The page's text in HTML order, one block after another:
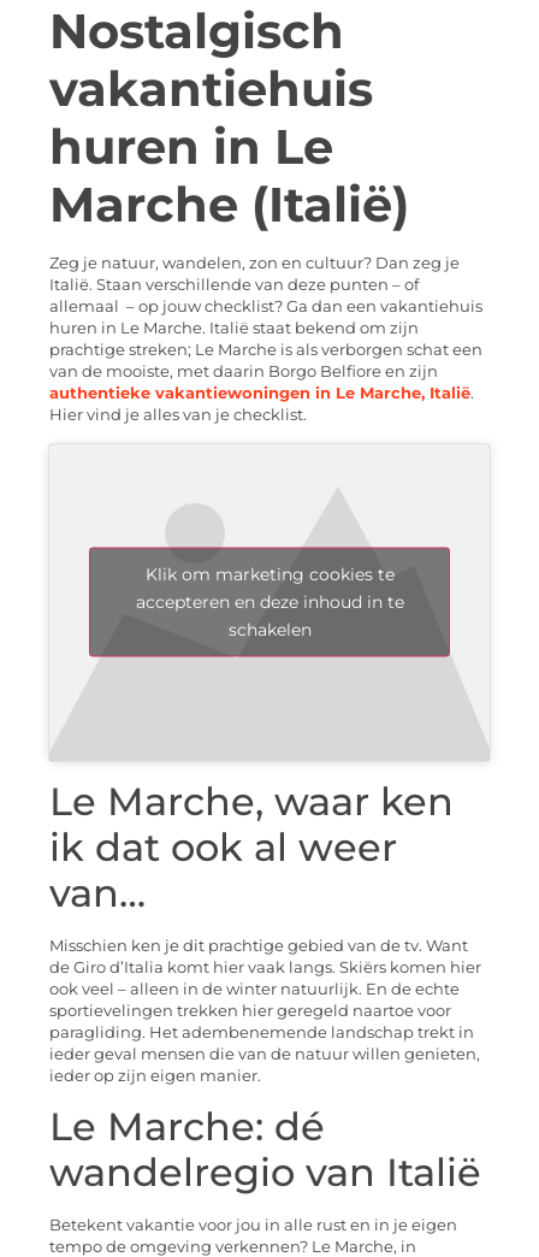
Nostalgisch
vakantiehuis
huren in Le
Marche (Italië)
Zeg je natuur, wandelen, zon en cultuur? Dan zeg je
Italië. Staan verschillende van deze punten – of
allemaal – op jouw checklist? Ga dan een vakantiehuis
huren in Le Marche. Italië staat bekend om zijn
prachtige streken; Le Marche is als verborgen schat een
van de mooiste, met daarin Borgo Belfiore en zijn
authentieke vakantiewoningen in Le Marche, Italië.
Hier vind je alles van je checklist.
Klik om marketing cookies te
accepteren en deze inhoud in te
schakelen
Le Marche, waar ken
ik dat ook al weer
van…
Misschien ken je dit prachtige gebied van de tv. Want
de Giro d’Italia komt hier vaak langs. Skiërs komen hier
ook veel – alleen in de winter natuurlijk. En de echte
sportievelingen trekken hier geregeld naartoe voor
paragliding. Het adembenemende landschap trekt in
ieder geval mensen die van de natuur willen genieten,
ieder op zijn eigen manier.
Le Marche: dé
wandelregio van Italië
Betekent vakantie voor jou in alle rust en in je eigen
tempo de omgeving verkennen? Le Marche, in